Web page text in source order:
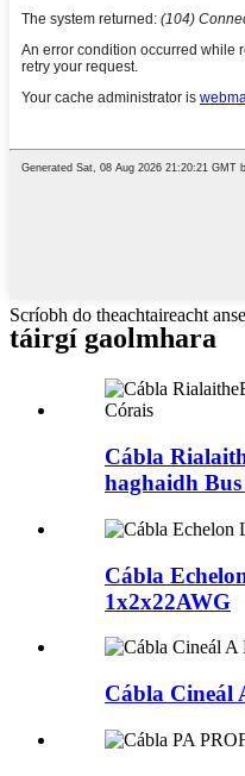
Scríobh do theachtaireacht
táirgí gaolmhara
Cábla
haghaidh
Cábla
1x2x22AWG
Cábla Cineál